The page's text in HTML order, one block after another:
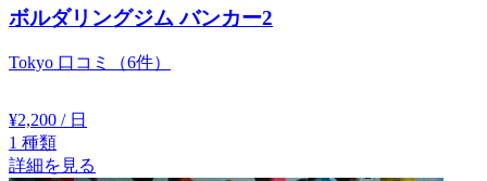
ボルダリングジム バンカー2
Tokyo 口コミ（6件）
¥2,200 / 日
1 種類
詳細を見る